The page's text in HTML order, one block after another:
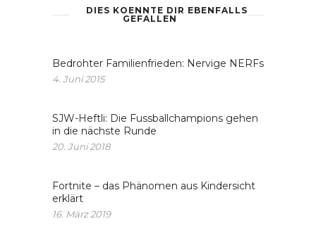
DIES KOENNTE DIR EBENFALLS
GEFALLEN
Bedrohter Familienfrieden: Nervige NERFs
4. Juni 2015
SJW-Heftli: Die Fussballchampions gehen
in die nächste Runde
20. Juni 2018
Fortnite – das Phänomen aus Kindersicht
erklärt
16. März 2019